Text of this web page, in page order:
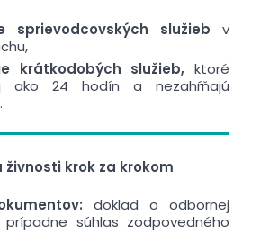
sprievodcovských služiebv
krátkodobých služieb,ktoré
ako 24 hodín a nezahŕňajú
krok za krokom
doklad o odbornej
prípadne súhlas zodpovedného